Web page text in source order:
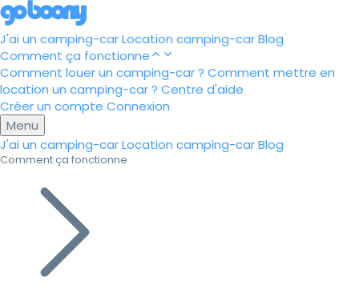
J'ai un camping-carLocation camping-carBlog
Comment ça fonctionne
Comment louer un camping-car ? Comment mettre en
location un camping-car ? Centre d'aide
Créer un compte Connexion
Menu
J'ai un camping-carLocation camping-carBlog
Comment ça fonctionne